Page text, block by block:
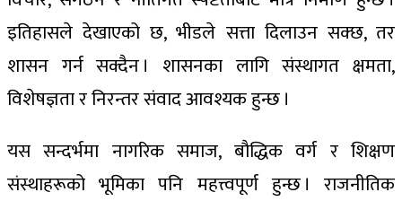
इतिहासले देखाएको छ, भीडले सत्ता दिलाउन सक्छ, तर
शासन गर्न सक्दैन । शासनका लागि संस्थागत क्षमता,
विशेषज्ञता र निरन्तर संवाद आवश्यक हुन्छ ।
यस सन्दर्भमा नागरिक समाज, बौद्धिक वर्ग र शिक्षण
संस्थाहरूको भूमिका पनि महत्त्वपूर्ण हुन्छ । राजनीतिक